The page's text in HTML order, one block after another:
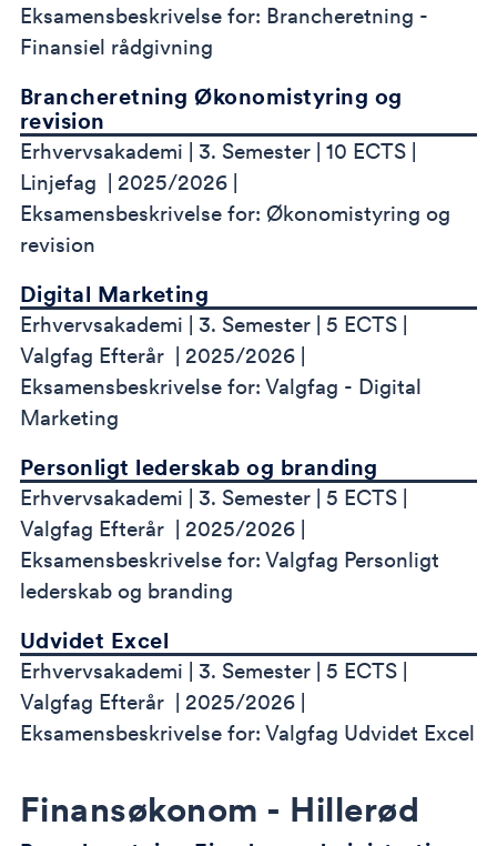
Eksamensbeskrivelse for: Brancheretning -
Finansiel rådgivning
Brancheretning Økonomistyring og
revision
Erhvervsakademi 3. Semester
10 ECTS
Linjefag
2025/2026
Eksamensbeskrivelse for: Økonomistyring og
revision
Digital Marketing
Erhvervsakademi 3. Semester
5 ECTS
Valgfag Efterår
2025/2026
Eksamensbeskrivelse for: Valgfag - Digital
Marketing
Personligt lederskab og branding
Erhvervsakademi 3. Semester
5 ECTS
Valgfag Efterår
2025/2026
Eksamensbeskrivelse for: Valgfag Personligt
lederskab og branding
Udvidet Excel
Erhvervsakademi 3. Semester
5 ECTS
Valgfag Efterår
2025/2026
Eksamensbeskrivelse for: Valgfag Udvidet Excel
Finansøkonom - Hillerød